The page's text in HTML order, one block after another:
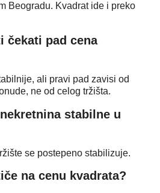
Beogradu. Kvadrat ide i preko
čekati pad cena
ali pravi pad zavisi od
ne od celog tržišta.
stabilne u
se postepeno stabilizuje.
na cenu kvadrata?